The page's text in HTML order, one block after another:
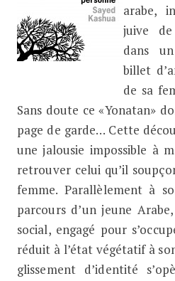
arabe,
juive de
dans
billet
de sa
Sans doute ce «Yonatan»
page de garde… Cette
une jalousie impossible à
retrouver celui qu’il
femme. Parallèlement à
parcours d’un jeune
social, engagé pour
réduit à l’état végétatif à
glissement d’identité